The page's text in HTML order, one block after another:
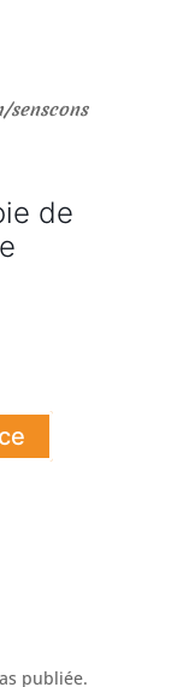
senscons
de
publiée.